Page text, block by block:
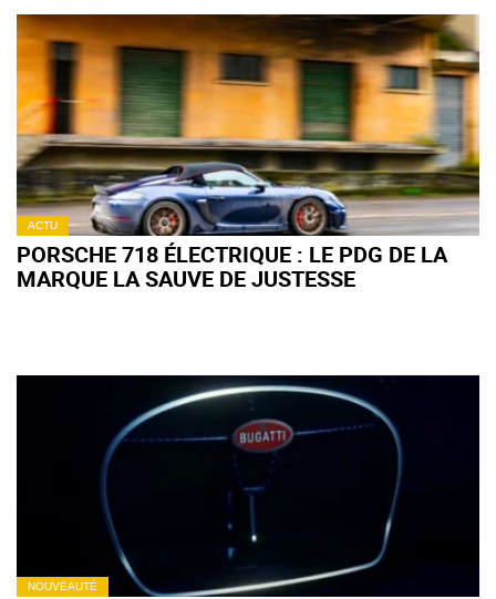
ACTU
PORSCHE 718 ÉLECTRIQUE : LE PDG DE LA
MARQUE LA SAUVE DE JUSTESSE
NOUVEAUTÉ